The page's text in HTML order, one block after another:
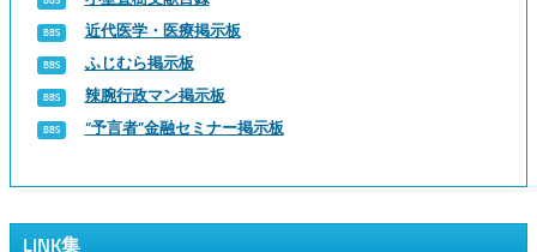
近代医学・医療掲示板
ふじむら掲示板
辣腕行政マン掲示板
“予言者”金融セミナー掲示板
LINK集